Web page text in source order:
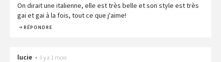
On dirait une italienne, elle est très belle et son style est très
gai et gai à la fois, tout ce que j'aime!
RÉPONDRE
lucie • Il y a 1 mois